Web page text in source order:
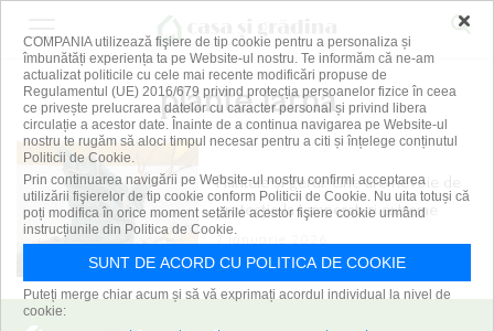
plante iarna
Plantele și gerul: cine are nevoie de
protecție la temperaturi extreme
7 ianuarie 2026
×
COMPANIA utilizează fişiere de tip cookie pentru a personaliza și
îmbunătăți experiența ta pe Website-ul nostru. Te informăm că ne-am
actualizat politicile cu cele mai recente modificări propuse de
Regulamentul (UE) 2016/679 privind protecția persoanelor fizice în ceea
ce privește prelucrarea datelor cu caracter personal și privind libera
circulație a acestor date. Înainte de a continua navigarea pe Website-ul
nostru te rugăm să aloci timpul necesar pentru a citi și înțelege conținutul
Politicii de Cookie.
Prin continuarea navigării pe Website-ul nostru confirmi acceptarea
utilizării fişierelor de tip cookie conform Politicii de Cookie. Nu uita totuși că
poți modifica în orice moment setările acestor fişiere cookie urmând
instrucțiunile din Politica de Cookie.
SUNT DE ACORD CU POLITICA DE COOKIE
Puteți merge chiar acum și să vă exprimați acordul individual la nivel de
cookie: